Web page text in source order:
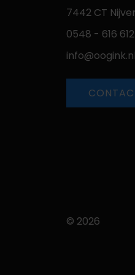
7442 CT
0548 - 616 612
info@oogink.nl
© 2026